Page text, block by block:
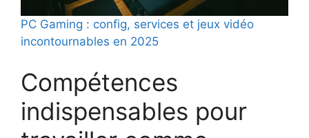
PC Gaming : config, services et jeux vidéo
incontournables en 2025
Compétences
indispensables pour